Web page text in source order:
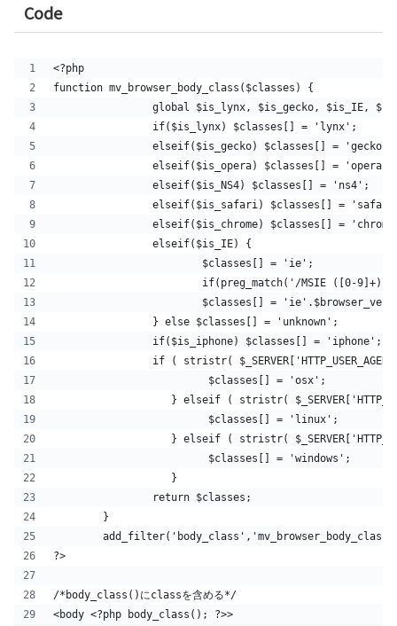
Code
<?php
function mv_browser_body_class($classes) {
global $is_lynx, $is_gecko, $is_IE,
		if($is_lynx) $classes[] = 'lynx';
		elseif($is_gecko) $classes[] = 'gecko';
		elseif($is_opera) $classes[] = 'opera';
		elseif($is_NS4) $classes[] = 'ns4';
elseif($is_safari) $classes[] =
elseif($is_chrome) $classes[] =
		elseif($is_IE) {
			$classes[] = 'ie';
if(preg_match('/MSIE ([0-
$classes[] =
		} else $classes[] = 'unknown';
		if($is_iphone) $classes[] = 'iphone';
if ( stristr(
			 $classes[] = 'osx';
} elseif ( stristr(
  			 $classes[] = 'linux';
} elseif ( stristr(
			 $classes[] = 'windows';
		   }
		return $classes;
	}
?>
/*body_class()にclassを含める*/
<body <?php body_class(); ?>>